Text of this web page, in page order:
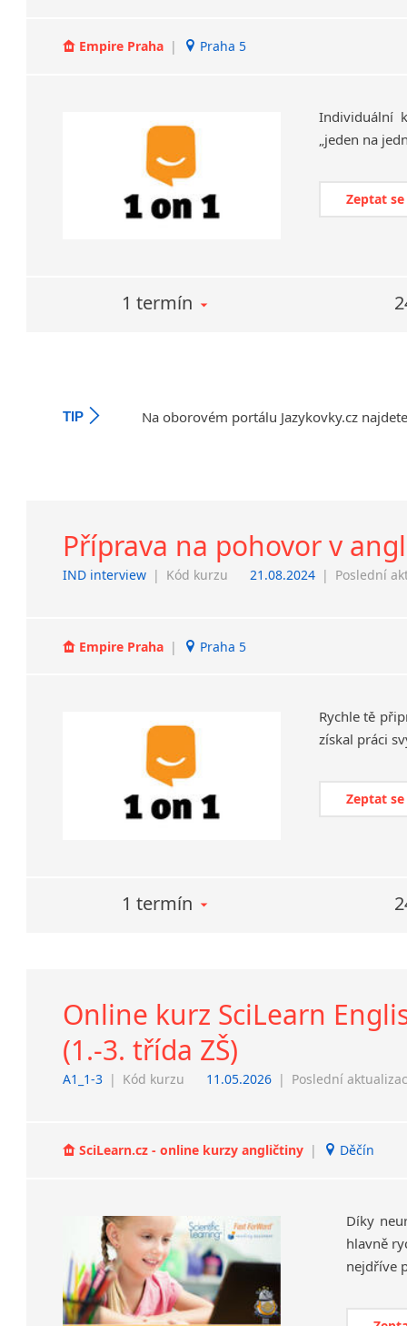
Empire Praha | Praha 5
Individuální
„jeden na
Zeptat
1 termín
TIP Na oborovém portálu Jazykovky.cz
Příprava na pohovor v
IND interview | Kód kurzu 21.08.2024 | Poslední
Empire Praha | Praha 5
Rychle tě
získal práci
Zeptat
1 termín
Online kurz SciLearn
(1.-3. třída ZŠ)
A1_1-3 | Kód kurzu 11.05.2026 | Poslední
SciLearn.cz - online kurzy angličtiny | Děčín
Díky
hlavně